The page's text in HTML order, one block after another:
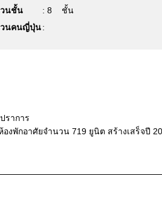
นชั้น : 8
ชั้น
นคนญี่ปุ่น:
ราการ
พักอาศัยจำนวน 719 ยูนิต สร้างเสร็จปี